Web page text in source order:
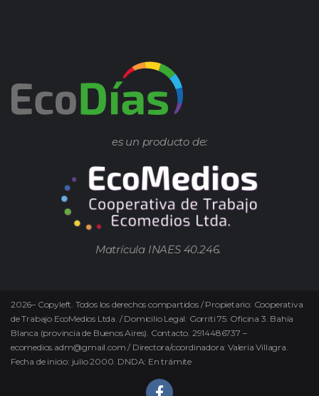
es un producto de:
Matrícula INAES 40.246.
2026– Copyleft. Todos los derechos compartidos / Propietario: Cooperativa
de Trabajo EcoMedios Ltda. / Domicilio Legal: Gorriti 75. Oficina 3. Bahía
Blanca (provincia de Buenos Aires). Contacto. 2914486737 –
ecomedios.adm@gmail.com / Directora/coordinadora: Valeria Villagra.
Fecha de inicio: julio 2000. DNDA: En trámite